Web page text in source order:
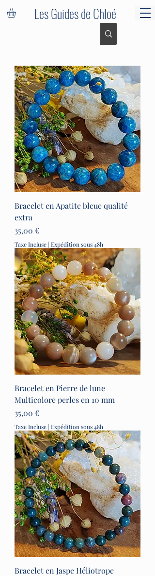
Les Guides de Chloé
Bracelet en Apatite bleue qualité
extra
Prix
35,00 €
Taxe Incluse | Expédition sous 48h
Bracelet en Pierre de lune
Multicolore perles en 10 mm
Prix
35,00 €
Taxe Incluse | Expédition sous 48h
Bracelet en Jaspe Héliotrope